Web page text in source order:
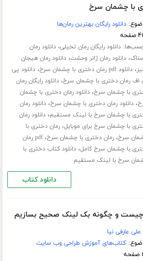
با چشمان سرخ
دانلود رایگان بهترین رمان‌ها
دانلود رایگان رمان تخیلی،دانلود رمان
،دانلود رمان ژانر وحشت،دانلود رمان هیجان
،دانلود pdf رمان دختری با چشمان سرخ ،دانلود پی
اف رمان دختری با چشمان سرخ،دانلود رایگان رمان
با چشمان سرخ،دانلود رمان دختری با چشمان
،دانلود رمان دختری با چشمان سرخ،دانلود رمان
با چشمان سرخ با لینک مستقیم،دانلود رمان
با چشمان سرخ برای موبایل،رمان دختری با
سرخ،رمان دختری با چشمان سرخ،
pdf رمان
با چشمان سرخ کامل،دانلود کتاب دختری با
سرخ با لینک مستقیم
دانلود کتاب
چیست و چگونه بک لینک صحیح بسازیم
علی عارفی نیا
کتاب‌های آموزش طراحی وب سایت